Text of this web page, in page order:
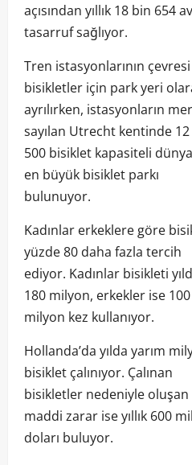
açısından yıllık 18 bin 654
tasarruf sağlıyor.
Tren istasyonlarının çevresi
bisikletler için park yeri
ayrılırken, istasyonların
sayılan Utrecht kentinde
500 bisiklet kapasiteli
en büyük bisiklet parkı
bulunuyor.
Kadınlar erkeklere göre
yüzde 80 daha fazla tercih
ediyor. Kadınlar bisikleti
180 milyon, erkekler ise 100
milyon kez kullanıyor.
Hollanda’da yılda yarım
bisiklet çalınıyor. Çalınan
bisikletler nedeniyle oluşan
maddi zarar ise yıllık 600
doları buluyor.